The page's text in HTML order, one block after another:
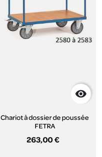

Chariot à dossier de poussée
FETRA
263,00 €